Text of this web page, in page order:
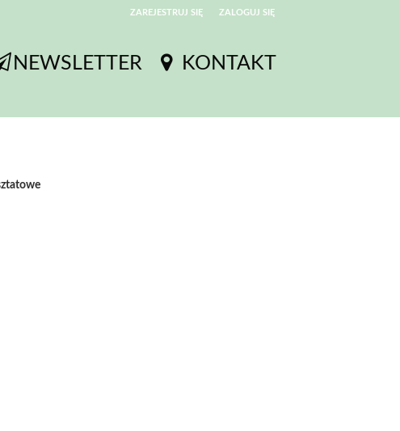
ZAREJESTRUJ SIĘ ZALOGUJ SIĘ
NEWSLETTER KONTAKT